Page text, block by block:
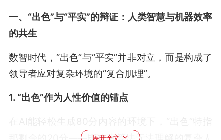
一、“出色”与“平实”的辩证：人类智慧与机器效率
的共生
数智时代，“出色”与“平实”并非对立，而是构成了
领导者应对复杂环境的“复合肌理”。
1. “出色”作为人性价值的锚点
展开全文